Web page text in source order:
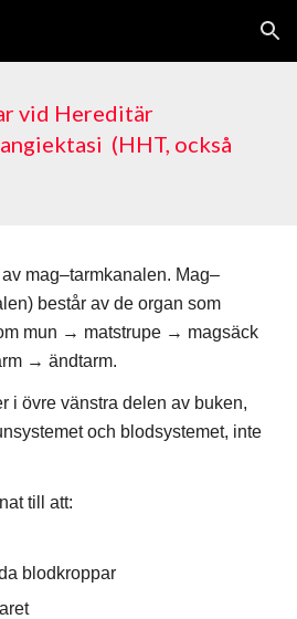
Skip to navigation
vid Hereditär
(HHT, också
mag–tarmkanalen. Mag–
består av de organ som
mun → matstrupe → magsäck
→ ändtarm.
i övre vänstra delen av buken,
och blodsystemet, inte
till att:
blodkroppar